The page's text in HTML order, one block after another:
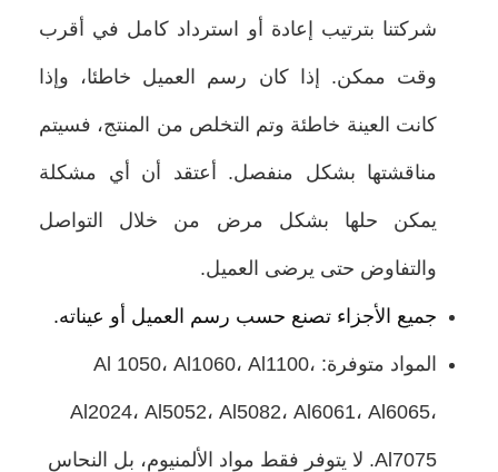
شركتنا بترتيب إعادة أو استرداد كامل في أقرب
وقت ممكن. إذا كان رسم العميل خاطئا، وإذا
كانت العينة خاطئة وتم التخلص من المنتج، فسيتم
مناقشتها بشكل منفصل. أعتقد أن أي مشكلة
يمكن حلها بشكل مرض من خلال التواصل
والتفاوض حتى يرضى العميل.
جميع الأجزاء تصنع حسب رسم العميل أو عيناته.
المواد متوفرة: Al 1050، Al1060، Al1100،
Al2024، Al5052، Al5082، Al6061، Al6065،
Al7075. لا يتوفر فقط مواد الألمنيوم، بل النحاس